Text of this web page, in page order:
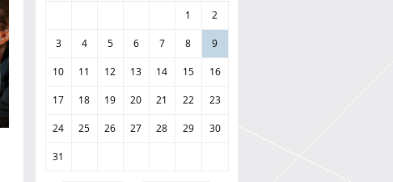
1 2
3 4 5 6 7 8 9
10 11 12 13 14 15 16
17 18 19 20 21 22 23
24 25 26 27 28 29 30
31